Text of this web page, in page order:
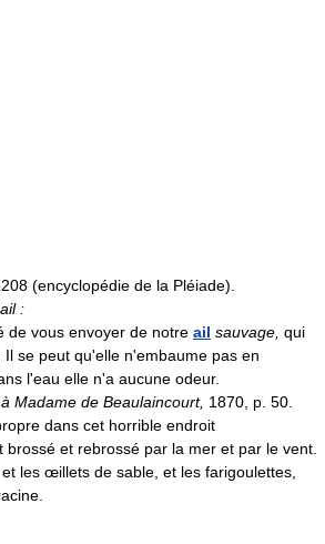
(encyclopédie de la Pléiade).
:
de vous envoyer de notre ail sauvage, qui
Il se peut qu'elle n'embaume pas en
l'eau elle n'a aucune odeur.
Madame de Beaulaincourt, 1870, p. 50.
dans cet horrible endroit
brossé et rebrossé par la mer et par le vent.
les œillets de sable, et les farigoulettes,